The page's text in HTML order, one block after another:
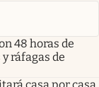
48 horas de
ráfagas de